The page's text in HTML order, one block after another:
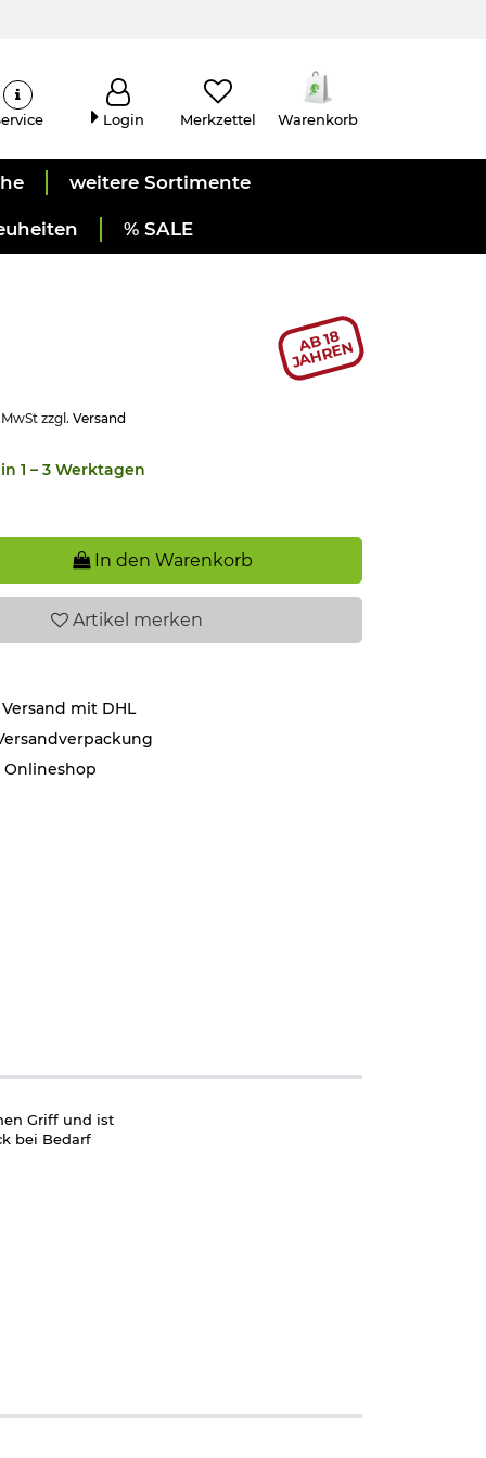
Login Merkzettel Warenkorb
weitere Sortimente
% SALE
AB 18
JAHREN
zzgl. Versand
1 – 3 Werktagen
In den Warenkorb
Artikel merken
mit DHL
Griff und ist
bei Bedarf